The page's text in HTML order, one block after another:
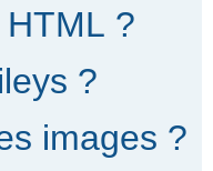
?
?
images ?